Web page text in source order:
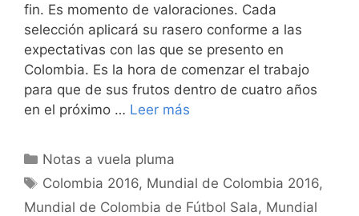
fin. Es momento de valoraciones. Cada
selección aplicará su rasero conforme a las
expectativas con las que se presento en
Colombia. Es la hora de comenzar el trabajo
para que de sus frutos dentro de cuatro años
en el próximo … Leer más
Categorías
Notas a vuela pluma
Etiquetas
Colombia 2016, Mundial de Colombia 2016,
Mundial de Colombia de Fútbol Sala, Mundial